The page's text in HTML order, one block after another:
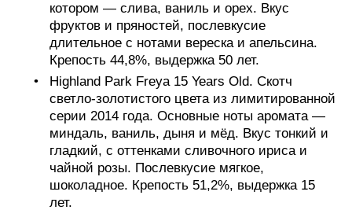
котором — слива, ваниль и орех. Вкус
фруктов и пряностей, послевкусие
длительное с нотами вереска и апельсина.
Крепость 44,8%, выдержка 50 лет.
Highland Park Freya 15 Years Old. Скотч
светло-золотистого цвета из лимитированной
серии 2014 года. Основные ноты аромата —
миндаль, ваниль, дыня и мёд. Вкус тонкий и
гладкий, с оттенками сливочного ириса и
чайной розы. Послевкусие мягкое,
шоколадное. Крепость 51,2%, выдержка 15
лет.